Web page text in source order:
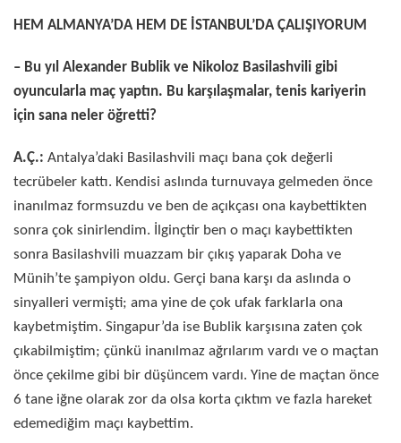
HEM ALMANYA’DA HEM DE İSTANBUL’DA ÇALIŞIYORUM
– Bu yıl Alexander Bublik ve Nikoloz Basilashvili gibi
oyuncularla maç yaptın. Bu karşılaşmalar, tenis kariyerin
için sana neler öğretti?
A.Ç.: Antalya’daki Basilashvili maçı bana çok değerli
tecrübeler kattı. Kendisi aslında turnuvaya gelmeden önce
inanılmaz formsuzdu ve ben de açıkçası ona kaybettikten
sonra çok sinirlendim. İlginçtir ben o maçı kaybettikten
sonra Basilashvili muazzam bir çıkış yaparak Doha ve
Münih’te şampiyon oldu. Gerçi bana karşı da aslında o
sinyalleri vermişti; ama yine de çok ufak farklarla ona
kaybetmiştim. Singapur’da ise Bublik karşısına zaten çok
çıkabilmiştim; çünkü inanılmaz ağrılarım vardı ve o maçtan
önce çekilme gibi bir düşüncem vardı. Yine de maçtan önce
6 tane iğne olarak zor da olsa korta çıktım ve fazla hareket
edemediğim maçı kaybettim.